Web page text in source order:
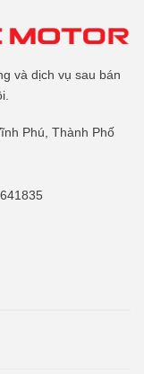
và dịch vụ sau bán
Phú, Thành Phố